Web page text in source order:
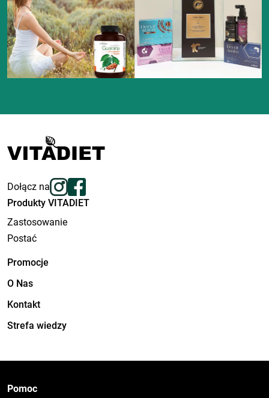
Dołącz na
Produkty VITADIET
Zastosowanie
Postać
Promocje
O Nas
Kontakt
Strefa wiedzy
Pomoc